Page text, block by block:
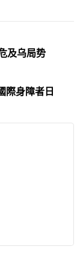
及乌局势
身障者日